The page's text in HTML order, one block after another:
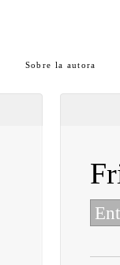
Sobre la autora